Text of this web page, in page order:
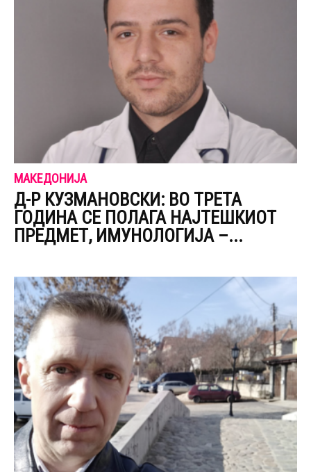
МАКЕДОНИЈА
Д-Р КУЗМАНОВСКИ: ВО ТРЕТА
ГОДИНА СЕ ПОЛАГА НАЈТЕШКИОТ
ПРЕДМЕТ, ИМУНОЛОГИЈА –...